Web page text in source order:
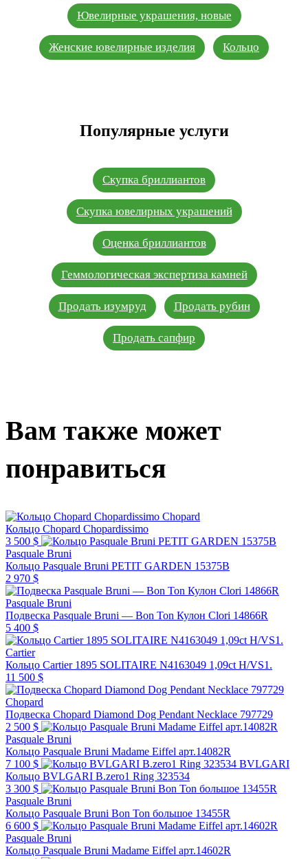
Ювелирные украшения, новые
Женские ювелирные изделия Кольцо
Популярные услуги
Скупка бриллиантов
Скупка ювелирных украшений
Оценка бриллиантов
Геммологическая экспертиза камней
Продать изумруд Продать рубин
Продать сапфир
Вам также может
понравиться
Chopard
Кольцо Chopard Chopardissimo
3 500 $
Pasquale Bruni
Кольцо Pasquale Bruni PETIT GARDEN 15375B
2 970 $
Pasquale Bruni
Подвеска Pasquale Bruni — Bon Ton Кулон Clori 14866R
5 400 $
Cartier
Кольцо Cartier 1895 SOLITAIRE N4163049 1,09ct H/VS1.
11 500 $
Chopard
Подвеска Chopard Diamond Dog Pendant Necklace 797729
2 500 $
Pasquale Bruni
Кольцо Pasquale Bruni Madame Eiffel арт.14082R
7 100 $
BVLGARI
Кольцо BVLGARI B.zero1 Ring 323534
3 300 $
Pasquale Bruni
Кольцо Pasquale Bruni Bon Ton большое 13455R
6 600 $
Pasquale Bruni
Кольцо Pasquale Bruni Madame Eiffel арт.14602R